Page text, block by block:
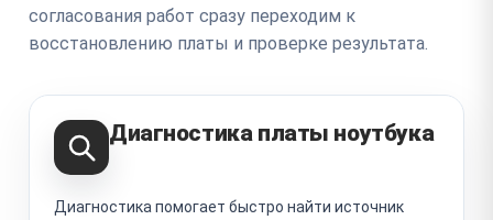
согласования работ сразу переходим к
восстановлению платы и проверке результата.
Диагностика платы ноутбука
Диагностика помогает быстро найти источник